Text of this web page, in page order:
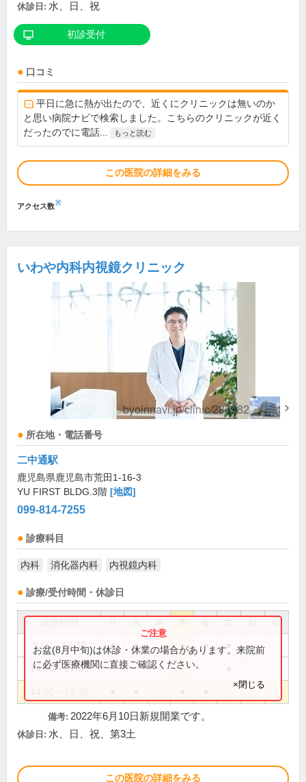
休診日: 水、日、祝
初診受付
口コミ
平日に急に熱が出たので、近くにクリニックは無いのか
と思い病院ナビで検索しました。こちらのクリニックが近く
だったのでに電話...
もっと読む
この医院の詳細をみる
アクセス数※
いわや内科内視鏡クリニック
所在地・電話番号
二中通駅
鹿児島県鹿児島市荒田1-16-3
YU FIRST BLDG.3階 [地図]
099-814-7255
診療科目
内科 消化器内科 内視鏡内科
診療/受付時間・休診日
祝
9:00～12:30 ● ● ● ●
14:00～17:00
お盆(8月中旬)は休診・休業の場合があります。来院前
に必ず医療機関に直接ご確認ください。
×閉じる
備考: 2022年6月10日新規開業です。
休診日: 水、日、祝、第3土
この医院の詳細をみる